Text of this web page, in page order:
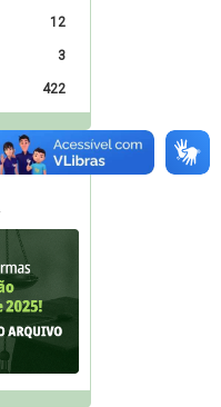
12
3
422